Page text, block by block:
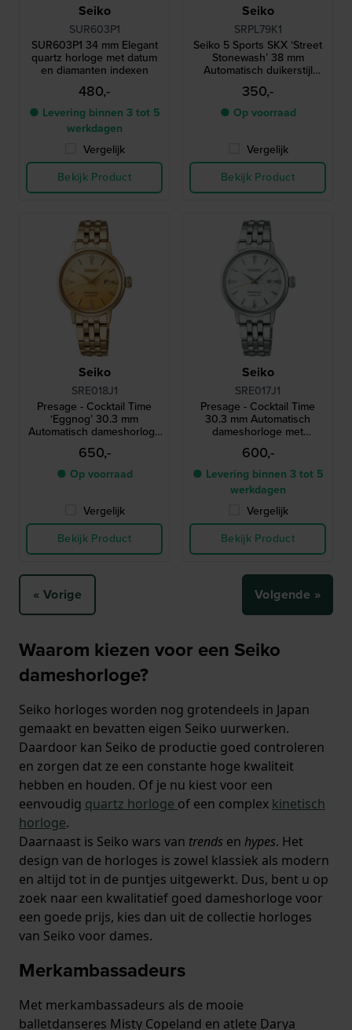
Seiko
SUR603P1
SUR603P1 34 mm Elegant
quartz horloge met datum
en diamanten indexen
480,-
● Levering binnen 3 tot 5
werkdagen
Vergelijk
Bekijk Product
Seiko
SRPL79K1
Seiko 5 Sports SKX ‘Street
Stonewash’ 38 mm
Automatisch duikerstijl
horloge van roestvrij staal
350,-
● Op voorraad
Vergelijk
Bekijk Product
Seiko
SRE018J1
Presage - Cocktail Time
‘Eggnog’ 30.3 mm
Automatisch dameshorloge
met gestructureerde
wijzerplaat en diamantenn
650,-
● Op voorraad
Vergelijk
Bekijk Product
Seiko
SRE017J1
Presage - Cocktail Time
30.3 mm Automatisch
dameshorloge met
gestructureerde wijzerplaat
en diamantenn
600,-
● Levering binnen 3 tot 5
werkdagen
Vergelijk
Bekijk Product
« Vorige Volgende »
Waarom kiezen voor een Seiko
dameshorloge?
Seiko horloges worden nog grotendeels in Japan
gemaakt en bevatten eigen Seiko uurwerken.
Daardoor kan Seiko de productie goed controleren
en zorgen dat ze een constante hoge kwaliteit
hebben en houden. Of je nu kiest voor een
eenvoudig quartz horloge of een complex kinetisch
horloge.
Daarnaast is Seiko wars van trends en hypes. Het
design van de horloges is zowel klassiek als modern
en altijd tot in de puntjes uitgewerkt. Dus, bent u op
zoek naar een kwalitatief goed dameshorloge voor
een goede prijs, kies dan uit de collectie horloges
van Seiko voor dames.
Merkambassadeurs
Met merkambassadeurs als de mooie
balletdanseres Misty Copeland en atlete Darya